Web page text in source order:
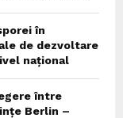
în
de dezvoltare
național
între
Berlin –